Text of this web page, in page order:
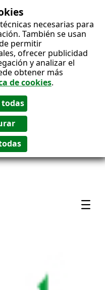
necesarias para
También se usan
permitir
ofrecer publicidad
y analizar el
obtener más
de cookies.